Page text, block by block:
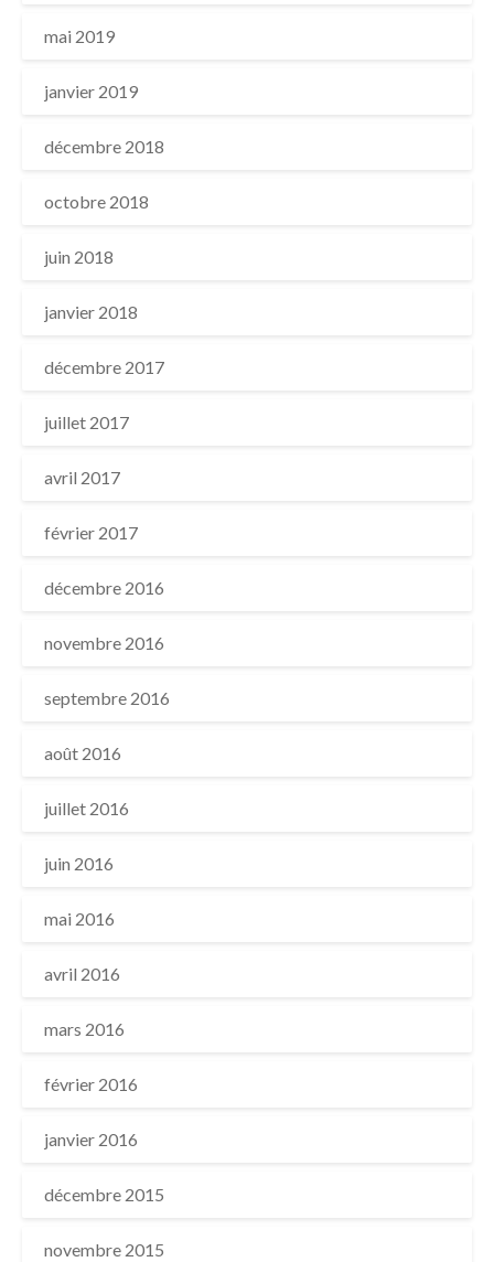
mai 2019
janvier 2019
décembre 2018
octobre 2018
juin 2018
janvier 2018
décembre 2017
juillet 2017
avril 2017
février 2017
décembre 2016
novembre 2016
septembre 2016
août 2016
juillet 2016
juin 2016
mai 2016
avril 2016
mars 2016
février 2016
janvier 2016
décembre 2015
novembre 2015